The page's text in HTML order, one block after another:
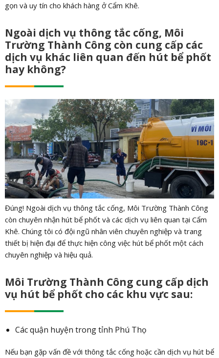
gọn và uy tín cho khách hàng ở Cẩm Khê.
Ngoài dịch vụ thông tắc cống, Môi
Trường Thành Công còn cung cấp các
dịch vụ khác liên quan đến hút bể phốt
hay không?
Đúng! Ngoài dịch vụ thông tắc cống, Môi Trường Thành Công
còn chuyên nhận hút bể phốt và các dịch vụ liên quan tại Cẩm
Khê. Chúng tôi có đội ngũ nhân viên chuyên nghiệp và trang
thiết bị hiện đại để thực hiện công việc hút bể phốt một cách
chuyên nghiệp và hiệu quả.
Môi Trường Thành Công cung cấp dịch
vụ hút bể phốt cho các khu vực sau:
Các quận huyện trong tỉnh Phú Thọ
Nếu bạn gặp vấn đề với thông tắc cống hoặc cần dịch vụ hút bể